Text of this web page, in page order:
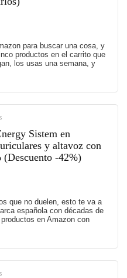
para buscar una cosa, y
productos en el carrito que
los usas una semana, y
Sistem en
y altavoz con
(Descuento -42%)
que no duelen, esto te va a
española con décadas de
en Amazon con